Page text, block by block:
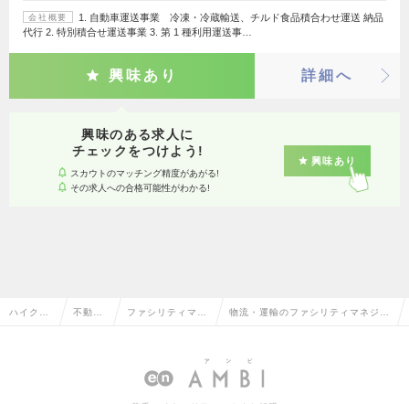
会社概要
1. 自動車運送事業 冷凍・冷蔵輸送、チルド食品積合わせ運送 納品
代行 2. 特別積合せ運送事業 3. 第 1 種利用運送事…
興味あり 詳細へ
興味のある求人に
チェックをつけよう!
スカウトのマッチング精度があがる!
その求人への合格可能性がわかる!
興味あり
ハイクラ 不動産 ファシリティマネ 物流・運輸のファシリティマネジメ